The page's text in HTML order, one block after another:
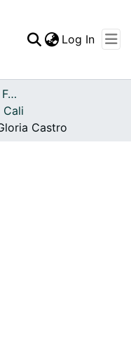
Statistics
Log In
Archivo del Patrimonio Fotográfico y Fílmico del Valle del Cauca
Cali
Castro